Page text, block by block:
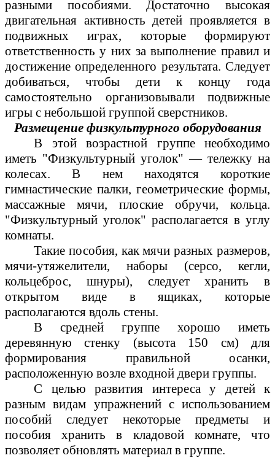
разными пособиями. Достаточно высокая
двигательная активность детей проявляется в
подвижных играх, которые формируют
ответственность у них за выполнение правил и
достижение определенного результата. Следует
добиваться, чтобы дети к концу года
самостоятельно организовывали подвижные
игры с небольшой группой сверстников.
Размещение физкультурного оборудования
В этой возрастной группе необходимо
иметь "Физкультурный уголок" — тележку на
колесах. В нем находятся короткие
гимнастические палки, геометрические формы,
массажные мячи, плоские обручи, кольца.
"Физкультурный уголок" располагается в углу
комнаты.
Такие пособия, как мячи разных размеров,
мячи-утяжелители, наборы (серсо, кегли,
кольцеброс, шнуры), следует хранить в
открытом виде в ящиках, которые
располагаются вдоль стены.
В средней группе хорошо иметь
деревянную стенку (высота 150 см) для
формирования правильной осанки,
расположенную возле входной двери группы.
С целью развития интереса у детей к
разным видам упражнений с использованием
пособий следует некоторые предметы и
пособия хранить в кладовой комнате, что
позволяет обновлять материал в группе.